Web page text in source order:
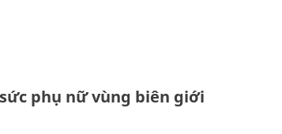
phụ nữ vùng biên giới